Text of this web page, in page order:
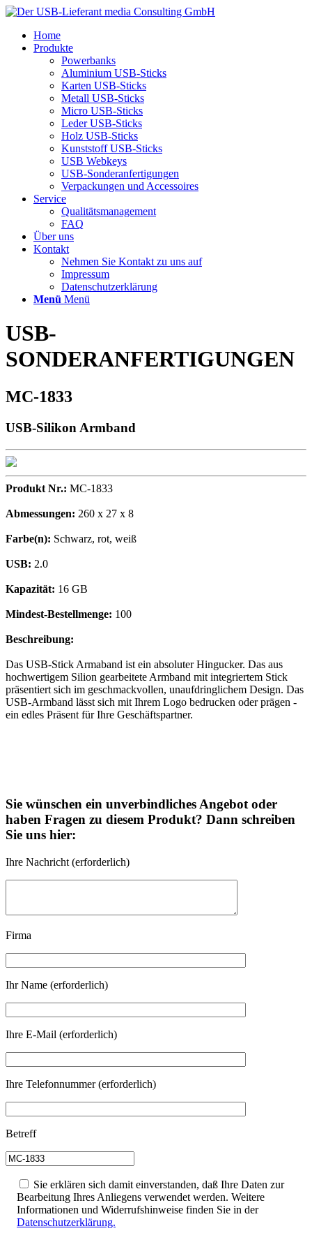
Home
Produkte
Powerbanks
Aluminium USB-Sticks
Karten USB-Sticks
Metall USB-Sticks
Micro USB-Sticks
Leder USB-Sticks
Holz USB-Sticks
Kunststoff USB-Sticks
USB Webkeys
USB-Sonderanfertigungen
Verpackungen und Accessoires
Service
Qualitätsmanagement
FAQ
Über uns
Kontakt
Nehmen Sie Kontakt zu uns auf
Impressum
Datenschutzerklärung
Menü Menü
USB-
SONDERANFERTIGUNGEN
MC-1833
USB-Silikon Armband
Produkt Nr.: MC-1833
Abmessungen: 260 x 27 x 8
Farbe(n): Schwarz, rot, weiß
USB: 2.0
Kapazität: 16 GB
Mindest-Bestellmenge: 100
Beschreibung:
Das USB-Stick Armaband ist ein absoluter Hingucker. Das aus
hochwertigem Silion gearbeitete Armband mit integriertem Stick
präsentiert sich im geschmackvollen, unaufdringlichem Design. Das
USB-Armband lässt sich mit Ihrem Logo bedrucken oder prägen -
ein edles Präsent für Ihre Geschäftspartner.
Sie wünschen ein unverbindliches Angebot oder
haben Fragen zu diesem Produkt? Dann schreiben
Sie uns hier:
Ihre Nachricht (erforderlich)
Firma
Ihr Name (erforderlich)
Ihre E-Mail (erforderlich)
Ihre Telefonnummer (erforderlich)
Betreff
Sie erklären sich damit einverstanden, daß Ihre Daten zur
Bearbeitung Ihres Anliegens verwendet werden. Weitere
Informationen und Widerrufshinweise finden Sie in der
Datenschutzerklärung.